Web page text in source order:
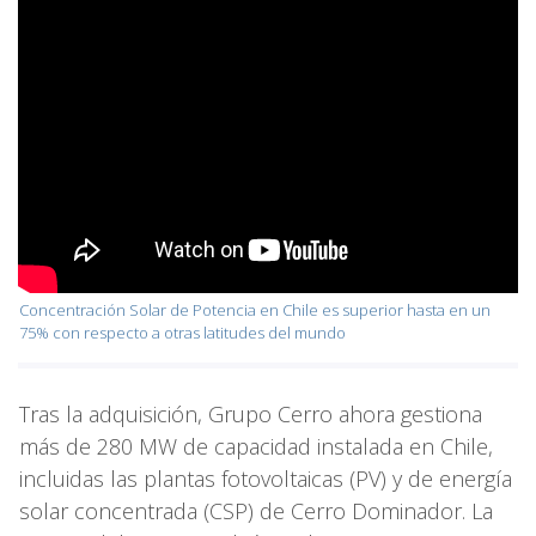
Concentración Solar de Potencia en Chile es superior hasta en un
75% con respecto a otras latitudes del mundo
Tras la adquisición, Grupo Cerro ahora gestiona
más de 280 MW de capacidad instalada en Chile,
incluidas las plantas fotovoltaicas (PV) y de energía
solar concentrada (CSP) de Cerro Dominador. La